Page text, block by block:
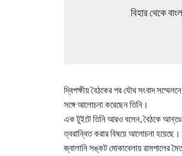
বিহার থেকে
দ্বিপক্ষীয় বৈঠকের পর যৌথ সংবাদ
সঙ্গে আলোচনা করেছেন তিনি।
এক টুইটে তিনি আরও বলেন, বৈঠকে
ত্বরান্বিত করার বিষয়ে আলোচনা
জ্বালানি সঙ্কট মোকাবেলায় রামপালের